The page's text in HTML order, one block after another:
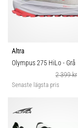
Altra
Olympus 275 HiLo- Grå
2 399 kr
Senaste lägsta pris